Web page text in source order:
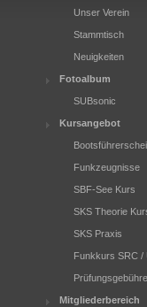
Unser Verein
Stammtisch
Neuigkeiten
Fotoalbum
SUBsonic
Kursangebot
Funkzeugnisse
SBF-See Kurs
SKS Theorie
SKS Praxis
Funkkurs SRC /
Mitgliederbereich